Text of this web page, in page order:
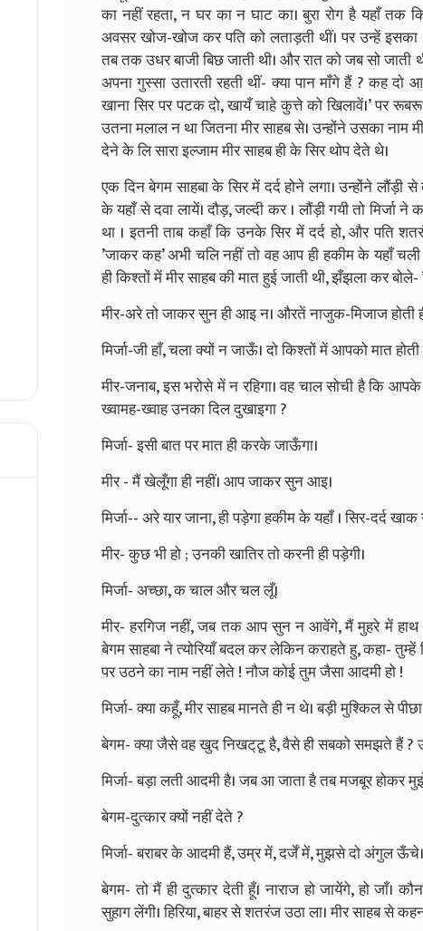
का नहीं रहता, न घर का न घाट का। बुरा रोग है यहाँ तक
अवसर खोज-खोज कर पति को लताड़ती थीं। पर उन्हें इसका
तब तक उधर बाजी बिछ जाती थी। और रात को जब सो जाती
अपना गुस्सा उतारती रहती थीं- क्या पान माँगे हैं ? कह
खाना सिर पर पटक दो, खायँ चाहे कुत्ते को खिलावें।’ पर
उतना मलाल न था जितना मीर साहब से। उन्होंने उसका नाम
देने के लि सारा इल्जाम मीर साहब ही के सिर थोप देते थे।
एक दिन बेगम साहबा के सिर में दर्द होने लगा। उन्होंने लौंड़ी
के यहाँ से दवा लायें। दौड़, जल्दी कर । लौंड़ी गयी तो मिर्जा
था । इतनी ताब कहाँ कि उनके सिर में दर्द हो, और पति
’जाकर कह’ अभी चलि नहीं तो वह आप ही हकीम के यहाँ चली
ही किश्तों में मीर साहब की मात हुई जाती थी, झँझला कर
मीर-अरे तो जाकर सुन ही आइ न। औरतें नाजुक-मिजाज होती
मिर्जा-जी हाँ, चला क्यों न जाऊँ। दो किश्तों में आपको मात होती
मीर-जनाब, इस भरोसे में न रहिगा। वह चाल सोची है कि
ख्वामह-ख्वाह उनका दिल दुखाइगा ?
मिर्जा- इसी बात पर मात ही करके जाऊँगा।
मीर - मैं खेलूँगा ही नहीं। आप जाकर सुन आइ।
मिर्जा-- अरे यार जाना, ही पड़ेगा हकीम के यहाँ । सिर-दर्द
मीर- कुछ भी हो ; उनकी खातिर तो करनी ही पड़ेगी।
मिर्जा- अच्छा, क चाल और चल लूँ।
मीर- हरगिज नहीं, जब तक आप सुन न आवेंगे, मैं मुहरे में हाथ
बेगम साहबा ने त्योरियाँ बदल कर लेकिन कराहते हु, कहा- तुम्हें
पर उठने का नाम नहीं लेते ! नौज कोई तुम जैसा आदमी हो !
मिर्जा- क्या कहूँ, मीर साहब मानते ही न थे। बड़ी मुश्किल से
बेगम- क्या जैसे वह खुद निखट्‌टू है, वैसे ही सबको समझते हैं ?
मिर्जा- बड़ा लती आदमी है। जब आ जाता है तब मजबूर होकर
बेगम-दुत्कार क्यों नहीं देते ?
मिर्जा- बराबर के आदमी हैं, उम्र में, दर्जें में, मुझसे दो अंगुल ऊँचे।
बेगम- तो मैं ही दुत्कार देती हूँ। नाराज हो जायेंगे, हो जाँ।
सुहाग लेंगी। हिरिया, बाहर से शतरंज उठा ला। मीर साहब से